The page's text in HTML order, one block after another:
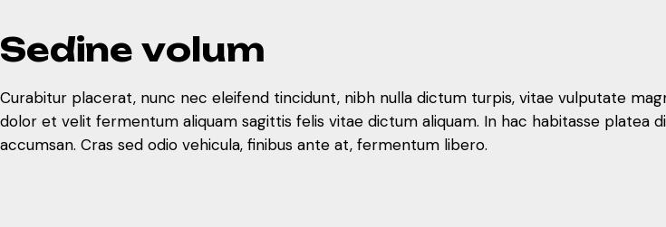
accumsan. Cras sed odio vehicula, finibus ante at, fermentum libero.
Curabitur placerat, nunc nec eleifend tincidunt, nibh nulla dictum turpis, vitae vulputate
Sedine volum
Curabitur placerat, nunc nec eleifend tincidunt, nibh nulla dictum turpis, vitae vulputate
dolor et velit fermentum aliquam sagittis felis vitae dictum aliquam. In hac habitasse platea
accumsan. Cras sed odio vehicula, finibus ante at, fermentum libero.